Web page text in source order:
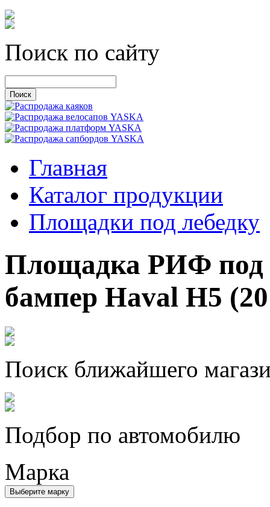
Поиск по сайту
Главная
Каталог продукции
Площадки под лебедку
Площадка РИФ под
бампер Haval H5
Поиск ближайшего
Подбор по автомобилю
Марка
Выберите марку